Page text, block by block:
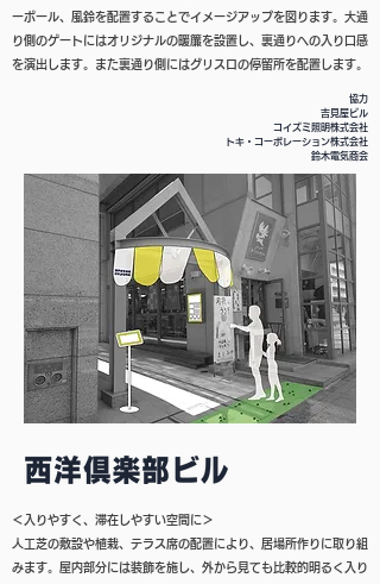
ーボール、風鈴を配置することでイメージアップを図ります。大通
り側のゲートにはオリジナルの暖簾を設置し、裏通りへの入り口感
を演出します。また裏通り側にはグリスロの停留所を配置します。
協力
​吉見屋ビル
コイズミ照明株式会社
トキ・コーポレーション株式会社
​鈴木電気商会
＜入りやすく、滞在しやすい空間に＞
人工芝の敷設や植栽、テラス席の配置により、居場所作りに取り組
みます。屋内部分には装飾を施し、外から見ても比較的明るく入り